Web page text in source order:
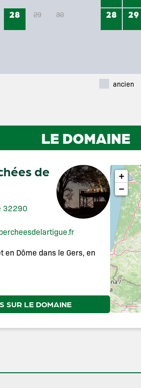
28 29 30 28 29
ancien
LE DOMAINE
de
32290
en Dôme dans le Gers, en
SUR LE DOMAINE
+
−